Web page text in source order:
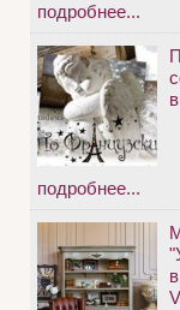
подробнее...
подробнее...